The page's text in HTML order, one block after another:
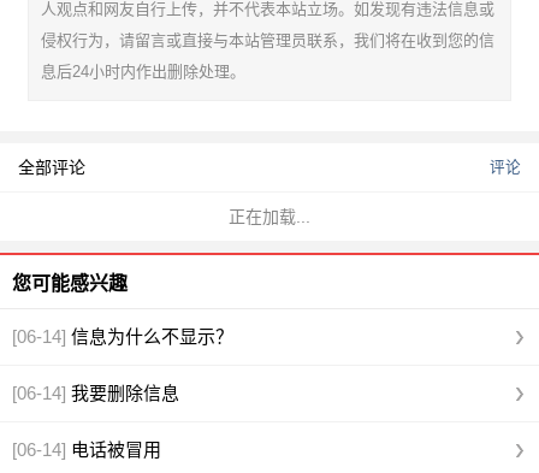
人观点和网友自行上传，并不代表本站立场。如发现有违法信息或
侵权行为，请留言或直接与本站管理员联系，我们将在收到您的信
息后24小时内作出删除处理。
全部评论 评论
正在加载...
您可能感兴趣
[06-14] 信息为什么不显示？
[06-14] 我要删除信息
[06-14] 电话被冒用